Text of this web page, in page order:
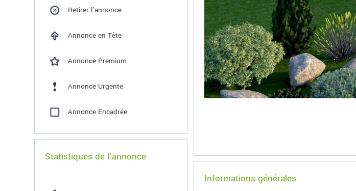
Retirer l'annonce
Annonce en Tête
Annonce Premium
Annonce Urgente
Annonce Encadrée
Statistiques de l'annonce
Informations générales